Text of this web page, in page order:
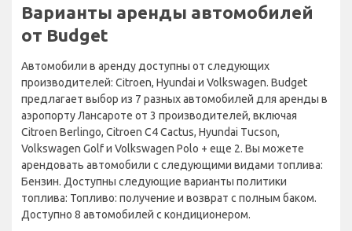
Варианты аренды автомобилей
от Budget
Автомобили в аренду доступны от следующих
производителей: Citroen, Hyundai и Volkswagen. Budget
предлагает выбор из 7 разных автомобилей для аренды в
аэропорту Лансароте от 3 производителей, включая
Citroen Berlingo, Citroen C4 Cactus, Hyundai Tucson,
Volkswagen Golf и Volkswagen Polo + еще 2. Вы можете
арендовать автомобили с следующими видами топлива:
Бензин. Доступны следующие варианты политики
топлива: Топливо: получение и возврат с полным баком.
Доступно 8 автомобилей с кондиционером.